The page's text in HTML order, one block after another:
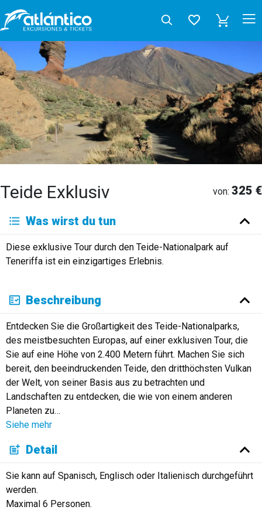
Teide Exklusiv von: 325 €
Was wirst du tun
Diese exklusive Tour durch den Teide-Nationalpark auf
Teneriffa ist ein einzigartiges Erlebnis.
Beschreibung
Entdecken Sie die Großartigkeit des Teide-Nationalparks,
des meistbesuchten Europas, auf einer exklusiven Tour, die
Sie auf eine Höhe von 2.400 Metern führt. Machen Sie sich
bereit, den beeindruckenden Teide, den dritthöchsten Vulkan
der Welt, von seiner Basis aus zu betrachten und
Landschaften zu entdecken, die wie von einem anderen
Planeten zu…
Siehe mehr
Detail
Sie kann auf Spanisch, Englisch oder Italienisch durchgeführt
werden.
Maximal 6 Personen.